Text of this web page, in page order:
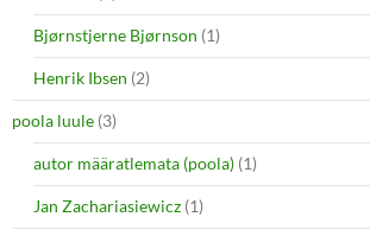
Bjørnstjerne Bjørnson (1)
Henrik Ibsen (2)
poola luule (3)
autor määratlemata (poola) (1)
Jan Zachariasiewicz (1)